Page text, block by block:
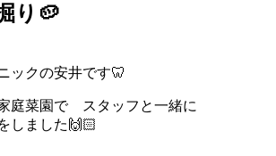
り🥔
ックの安井です🦷
庭菜園で スタッフと一緒に
しました🙌🏻